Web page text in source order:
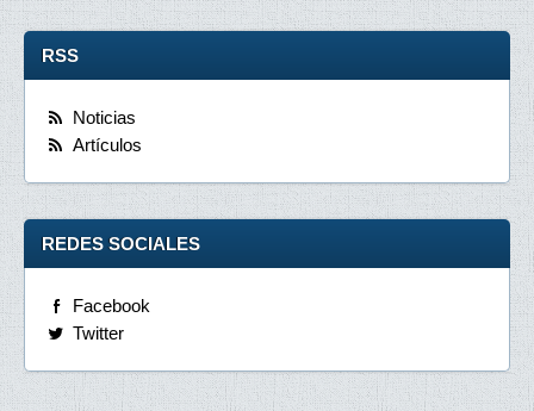
RSS
Noticias
Artículos
REDES SOCIALES
Facebook
Twitter